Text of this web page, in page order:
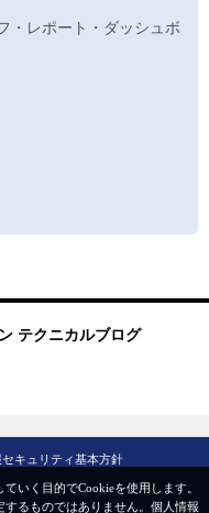
・レポート・ダッシュボ
テクニカルブログ
キュリティ基本方針
Inc.
いく目的でCookieを使用します。
るものではありません。 個人情報